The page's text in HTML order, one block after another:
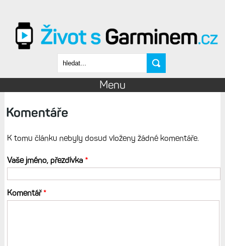
Vyhledávání
Menu
Komentáře
K tomu článku nebyly dosud vloženy žádné komentáře.
Vaše jméno, přezdívka *
Komentář*